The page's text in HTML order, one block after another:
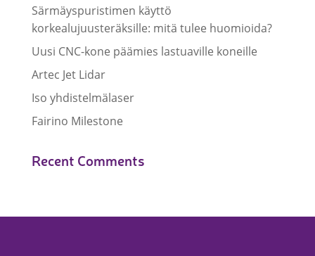
Särmäyspuristimen käyttö
korkealujuusteräksille: mitä tulee huomioida?
Uusi CNC-kone päämies lastuaville koneille
Artec Jet Lidar
Iso yhdistelmälaser
Fairino Milestone
Recent Comments